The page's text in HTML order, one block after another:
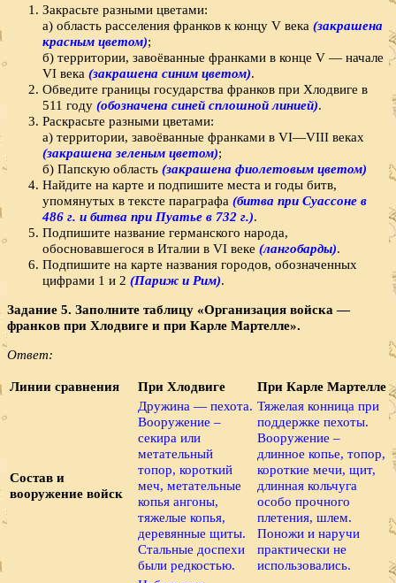
Закрасьте разными цветами:
а) область расселения франков к концу V века (закрашена
красным цветом);
б) территории, завоёванные франками в конце V — начале
VI века (закрашена синим цветом).
Обведите границы государства франков при Хлодвиге в
511 году (обозначена синей сплошной линией).
Раскрасьте разными цветами:
а) территории, завоёванные франками в VI—VIII веках
(закрашена зеленым цветом);
б) Папскую область (закрашена фиолетовым цветом)
Найдите на карте и подпишите места и годы битв,
упомянутых в тексте параграфа (битва при Суассоне в
486 г. и битва при Пуатье в 732 г.).
Подпишите название германского народа,
обосновавшегося в Италии в VI веке (лангобарды).
Подпишите на карте названия городов, обозначенных
цифрами 1 и 2 (Париж и Рим).
Задание 5. Заполните таблицу «Организация войска —
франков при Хлодвиге и при Карле Мартелле».
Ответ:
Линии сравнения При Хлодвиге При Карле Мартелле
Состав и
вооружение войск
Дружина — пехота.
Вооружение –
секира или
метательный
топор, короткий
меч, метательные
копья ангоны,
тяжелые копья,
деревянные щиты.
Стальные доспехи
были редкостью.
Тяжелая конница при
поддержке пехоты.
Вооружение –
длинное копье, топор,
короткие мечи, щит,
длинная кольчуга
особо прочного
плетения, шлем.
Поножи и наручи
практически не
использовались.